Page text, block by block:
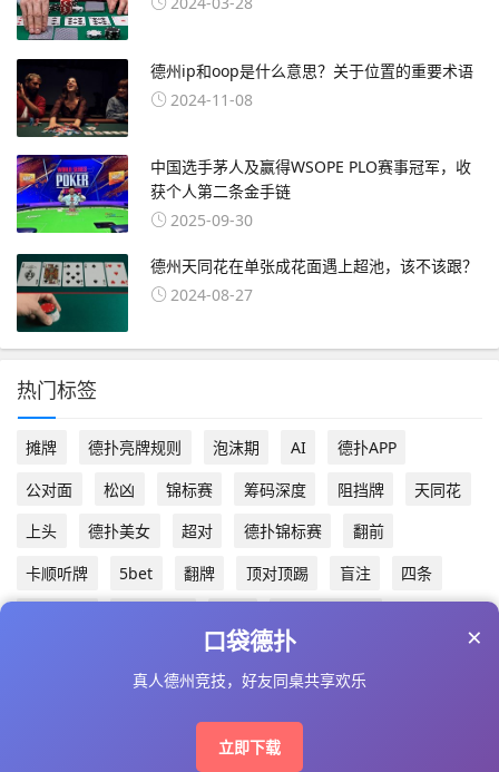
德州ip和oop是什么意思？关于位置的重要术语
2024-11-08
中国选手茅人及赢得WSOPE PLO赛事冠军，收
获个人第二条金手链
2025-09-30
德州天同花在单张成花面遇上超池，该不该跟？
2024-08-27
热门标签
摊牌 德扑亮牌规则 泡沫期 AI
德扑APP
公对面
松凶 锦标赛 筹码深度 阻挡牌
天同花
上头
德扑美女 超对 德扑锦标赛
翻前
卡顺听牌
5bet 翻牌 顶对顶踢 盲注
四条
琼ICP备2024016187号-2
×
口袋德扑
真人德州竞技，好友同桌共享欢乐
立即下载